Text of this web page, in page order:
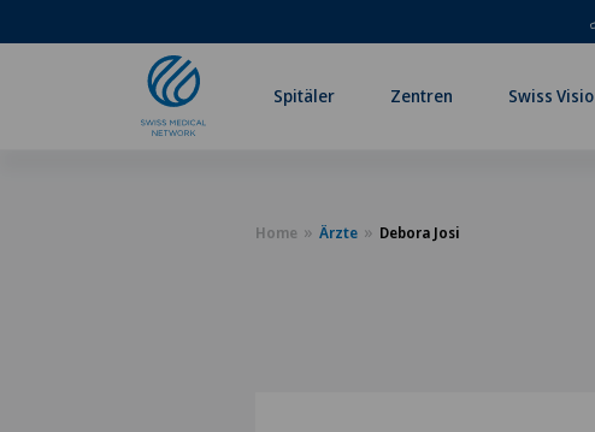
Spitäler Zentren Swiss Visio
Home Ärzte Debora Josi